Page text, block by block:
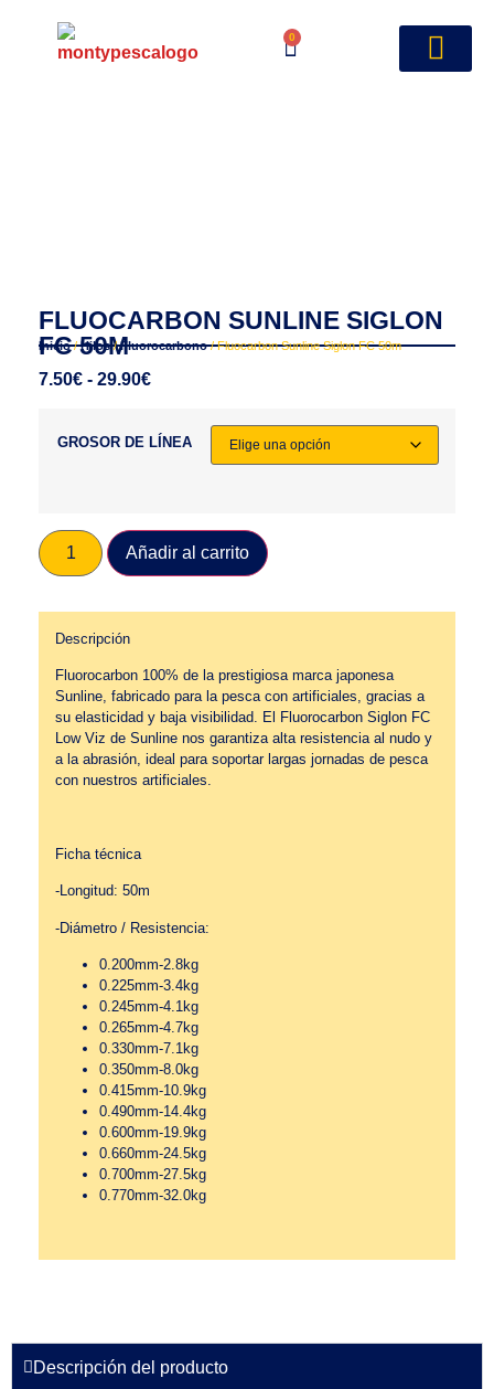
0
FLUOCARBON SUNLINE SIGLON
FC 50M
Inicio/Hilos/Fluorocarbono/ Fluocarbon Sunline Siglon FC 50m
7.50€ - 29.90€
GROSOR DE LÍNEA
Añadir al carrito
Descripción
Fluorocarbon 100% de la prestigiosa marca japonesa
Sunline, fabricado para la pesca con artificiales, gracias a
su elasticidad y baja visibilidad. El Fluorocarbon Siglon FC
Low Viz de Sunline nos garantiza alta resistencia al nudo y
a la abrasión, ideal para soportar largas jornadas de pesca
con nuestros artificiales.
Ficha técnica
-Longitud: 50m
-Diámetro / Resistencia:
0.200mm-2.8kg
0.225mm-3.4kg
0.245mm-4.1kg
0.265mm-4.7kg
0.330mm-7.1kg
0.350mm-8.0kg
0.415mm-10.9kg
0.490mm-14.4kg
0.600mm-19.9kg
0.660mm-24.5kg
0.700mm-27.5kg
0.770mm-32.0kg
Descripción del producto